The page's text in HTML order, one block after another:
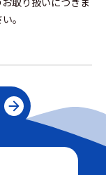
。